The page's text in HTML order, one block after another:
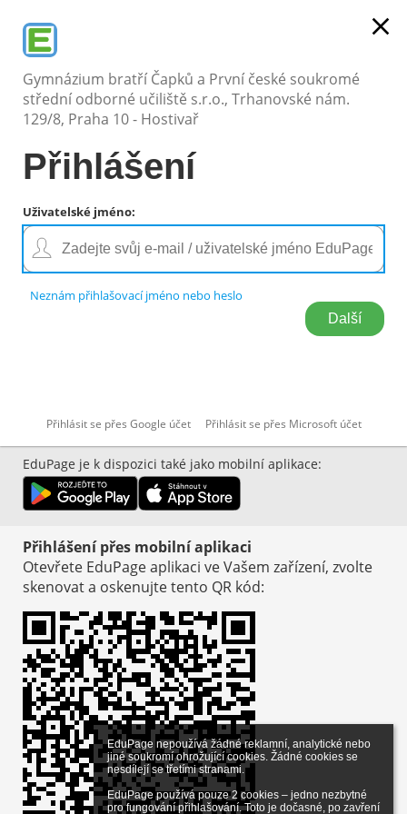
EduPage nepoužívá žádné reklamní, analytické nebo
jiné soukromí ohrožující cookies. Žádné cookies se
nesdílejí se třetími stranami.
EduPage používá pouze 2 cookies – jedno nezbytné
pro fungování přihlašování. Toto je dočasné, po zavření
Přihlášení
Přihlášení
Neznám přihlašovací jméno nebo heslo
Gymnázium bratří Čapků a První české soukromé
střední odborné učiliště s.r.o., Trhanovské nám.
129/8, Praha 10 - Hostivař
close
Přihlášení
Uživatelské jméno:
Neznám přihlašovací jméno nebo heslo
Přihlásit se přes Google účet Přihlásit se přes Microsoft účet
EduPage je k dispozici také jako mobilní aplikace:
Přihlášení přes mobilní aplikaci
Otevřete EduPage aplikaci ve Vašem zařízení, zvolte
skenovat a oskenujte tento QR kód: